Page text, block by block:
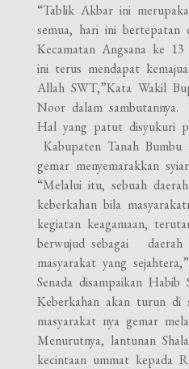
“Tablik Akbar ini
semua, hari ini bertepatan
Kecamatan Angsana ke
ini terus mendapat
Allah SWT,”Kata Wakil
Noor dalam sambutannya.
Hal yang patut disyukuri
Kabupaten Tanah Bumbu
gemar menyemarakkan
“Melalui itu, sebuah
keberkahan bila
kegiatan keagamaan,
berwujud sebagai daerah
masyarakat yang
Senada disampaikan Habib
Keberkahan akan turun di
masyarakat nya gemar
Menurutnya, lantunan
kecintaan ummat kepada